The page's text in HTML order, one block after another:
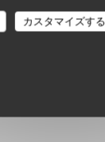
カスタマイズする